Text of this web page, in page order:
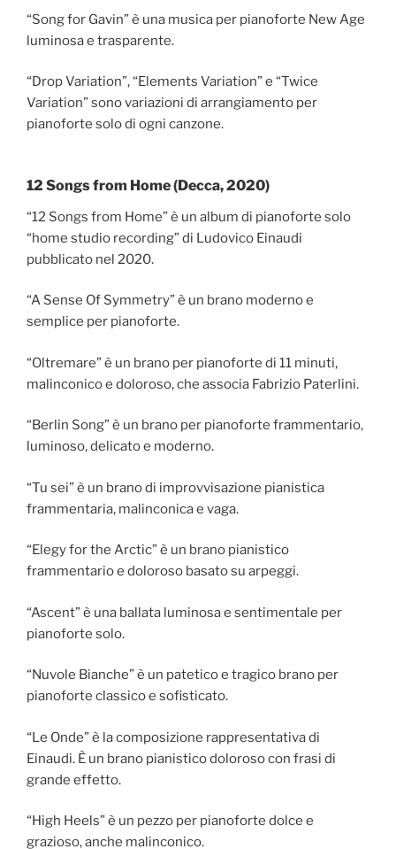
“Song for Gavin” è una musica per pianoforte New Age
luminosa e trasparente.
“Drop Variation”, “Elements Variation” e “Twice
Variation” sono variazioni di arrangiamento per
pianoforte solo di ogni canzone.
12 Songs from Home (Decca, 2020)
“12 Songs from Home” è un album di pianoforte solo
“home studio recording” di Ludovico Einaudi
pubblicato nel 2020.
“A Sense Of Symmetry” è un brano moderno e
semplice per pianoforte.
“Oltremare” è un brano per pianoforte di 11 minuti,
malinconico e doloroso, che associa Fabrizio Paterlini.
“Berlin Song” è un brano per pianoforte frammentario,
luminoso, delicato e moderno.
“Tu sei” è un brano di improvvisazione pianistica
frammentaria, malinconica e vaga.
“Elegy for the Arctic” è un brano pianistico
frammentario e doloroso basato su arpeggi.
“Ascent” è una ballata luminosa e sentimentale per
pianoforte solo.
“Nuvole Bianche” è un patetico e tragico brano per
pianoforte classico e sofisticato.
“Le Onde” è la composizione rappresentativa di
Einaudi. È un brano pianistico doloroso con frasi di
grande effetto.
“High Heels” è un pezzo per pianoforte dolce e
grazioso, anche malinconico.